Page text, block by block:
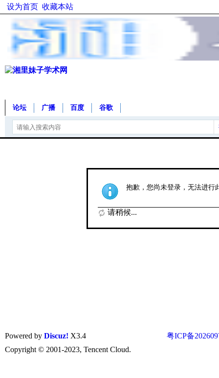
设为首页 收藏本站
论坛 广播 百度 谷歌
抱歉，您尚未登录，无法进行
请稍候...
粤ICP备
Powered by Discuz! X3.4
Copyright © 2001-2023, Tencent Cloud.